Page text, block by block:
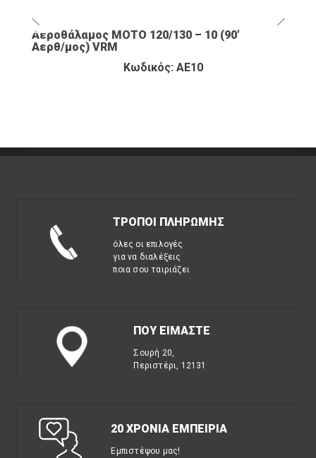
Αεροθάλαμος ΜΟΤΟ 120/130 – 10 (90′
Αερθ/μος) VRM
Κωδικός: ΑΕ10
ΤΡΟΠΟΙ ΠΛΗΡΩΜΗΣ
όλες οι επιλογές
για να διαλέξεις
ποια σου ταιριάζει
ΠΟΥ ΕΙΜΑΣΤΕ
Σουρή 20,
Περιστέρι, 12131
20 ΧΡΟΝΙΑ ΕΜΠΕΙΡΙΑ
Εμπιστέψου μας!